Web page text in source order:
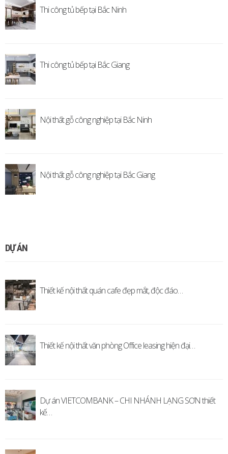
Thi công tủ bếp tại Bắc Ninh
Thi công tủ bếp tại Bắc Giang
Nội thất gỗ công nghiệp tại Bắc Ninh
Nội thất gỗ công nghiệp tại Bắc Giang
DỰ ÁN
Thiết kế nội thất quán cafe đẹp mắt, độc đáo…
Thiết kế nội thất văn phòng Office leasing hiện đại…
Dự án VIETCOMBANK – CHI NHÁNH LẠNG SƠN thiết
kế…